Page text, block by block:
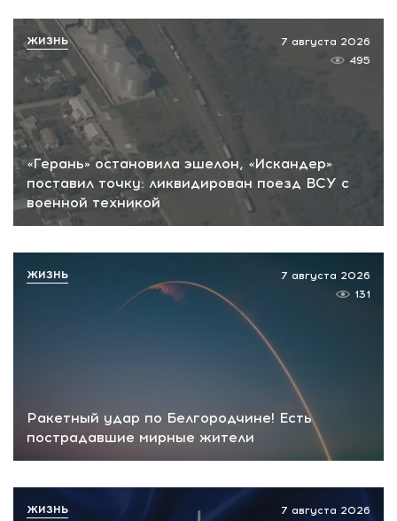
«Герань» остановила эшелон, «Искандер»
поставил точку: ликвидирован поезд ВСУ с
военной техникой
7 августа 2026
495
ЖИЗНЬ
Ракетный удар по Белгородчине! Есть
пострадавшие мирные жители
7 августа 2026
131
ЖИЗНЬ
7 августа 2026
ЖИЗНЬ